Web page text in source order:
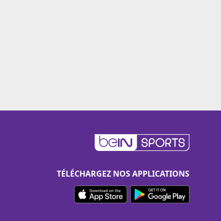
TÉLÉCHARGEZ NOS APPLICATIONS